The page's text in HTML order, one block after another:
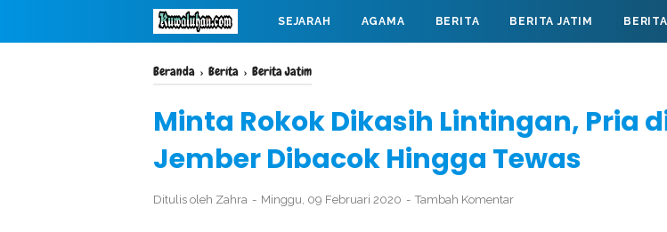
SEJARAH AGAMA BERITA BERITA JATIM
MAHABARATA
Beranda › Berita › Berita Jatim
Minta Rokok Dikasih Lintingan, Pria
Jember Dibacok Hingga Tewas
Ditulis oleh Zahra Minggu, 09 Februari 2020 Tambah Komentar